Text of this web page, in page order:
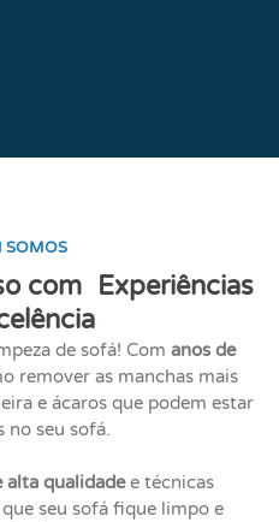
SOMOS
com Experiências
de sofá! Com anos de
remover as manchas mais
e ácaros que podem estar
no seu sofá.
alta qualidadee técnicas
seu sofá fique limpo e